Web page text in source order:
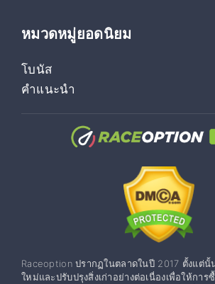
หมวดหมู่ยอดนิยม
โบนัส
คำแนะนำ
Raceoption ปรากฏในตลาดในปี 2017 ตั้งแต่นั้
ใหม่และปรับปรุงสิ่งเก่าอย่างต่อเนื่องเพื่อให้กา